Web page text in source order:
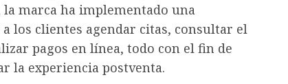
marca ha implementado una
los clientes agendar citas, consultar el
pagos en línea, todo con el fin de
la experiencia postventa.